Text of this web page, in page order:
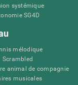
systémique
SG4D
mélodique
Scrambled
animal de compagnie
musicales